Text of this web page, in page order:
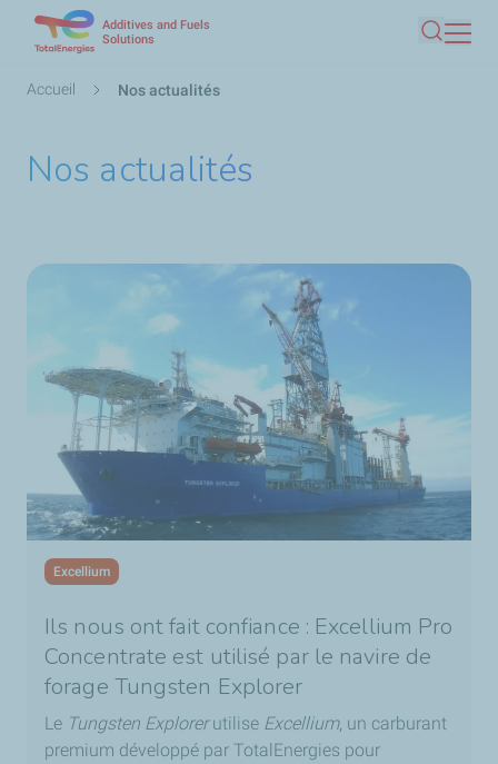
Additives and Fuels
Solutions
Fil
Accueil Nos actualités
Nos actualités
Excellium
Ils nous ont fait confiance : Excellium Pro
Concentrate est utilisé par le navire de
forage Tungsten Explorer
Le Tungsten Explorerutilise Excellium, un carburant
premium développé par TotalEnergies pour